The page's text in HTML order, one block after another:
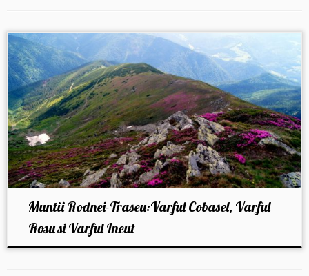
Muntii Rodnei-Traseu:Varful Cobasel, Varful
Rosu si Varful Ineut